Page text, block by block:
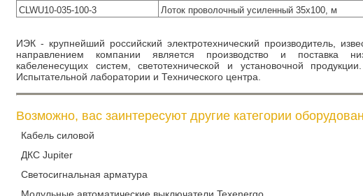
CLWU10-035-100-3
Лоток проволочный усиленный 35х100, м
ИЭК - крупнейший российский электротехнический производитель,
направлением компании является производство и поставка
кабеленесущих систем, светотехнической и установочной
Испытательной лаборатории и Технического центра.
Возможно, вас заинтересуют другие категории
Кабель силовой
ДКС Jupiter
Светосигнальная арматура
Модульные автоматические выключатели Texenergo